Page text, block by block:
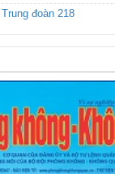
đoàn 218